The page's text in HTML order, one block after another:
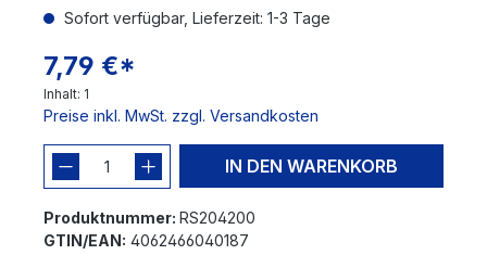
Sofort verfügbar, Lieferzeit: 1-3 Tage
7,79 €*
Inhalt: 1
Preise inkl. MwSt. zzgl. Versandkosten
IN DEN WARENKORB
Produktnummer: RS204200
GTIN/EAN: 4062466040187